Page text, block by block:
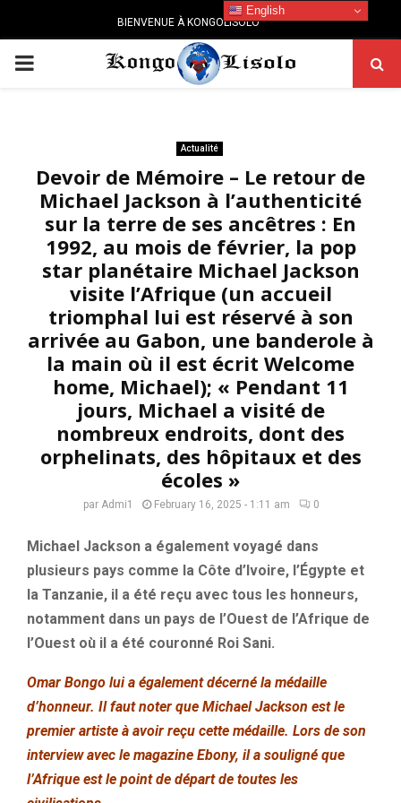
BIENVENUE À KONGOLISOLO
PRIMARY
Actualité
Devoir de Mémoire – Le retour de
Michael Jackson à l’authenticité
sur la terre de ses ancêtres : En
1992, au mois de février, la pop
star planétaire Michael Jackson
visite l’Afrique (un accueil
triomphal lui est réservé à son
arrivée au Gabon, une banderole à
la main où il est écrit Welcome
home, Michael); « Pendant 11
jours, Michael a visité de
nombreux endroits, dont des
orphelinats, des hôpitaux et des
écoles »
par Admi1 February 16, 2025 - 1:11 am 0
Michael Jackson a également voyagé dans
plusieurs pays comme la Côte d’Ivoire, l’Égypte et
la Tanzanie, il a été reçu avec tous les honneurs,
notamment dans un pays de l’Ouest de l’Afrique de
l’Ouest où il a été couronné Roi Sani.
Omar Bongo lui a également décerné la médaille
d’honneur. Il faut noter que Michael Jackson est le
premier artiste à avoir reçu cette médaille. Lors de son
interview avec le magazine Ebony, il a souligné que
l’Afrique est le point de départ de toutes les
English